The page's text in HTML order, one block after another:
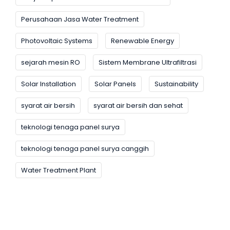
Perusahaan Jasa Water Treatment
Photovoltaic Systems Renewable Energy
sejarah mesin RO Sistem Membrane Ultrafiltrasi
Solar Installation Solar Panels Sustainability
syarat air bersih syarat air bersih dan sehat
teknologi tenaga panel surya
teknologi tenaga panel surya canggih
Water Treatment Plant